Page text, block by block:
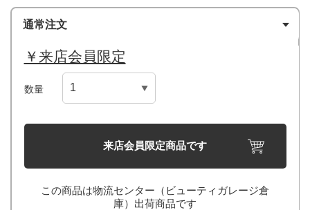
通常注文
￥来店会員限定
数量
来店会員限定商品です
この商品は物流センター（ビューティガレージ倉
庫）出荷商品です